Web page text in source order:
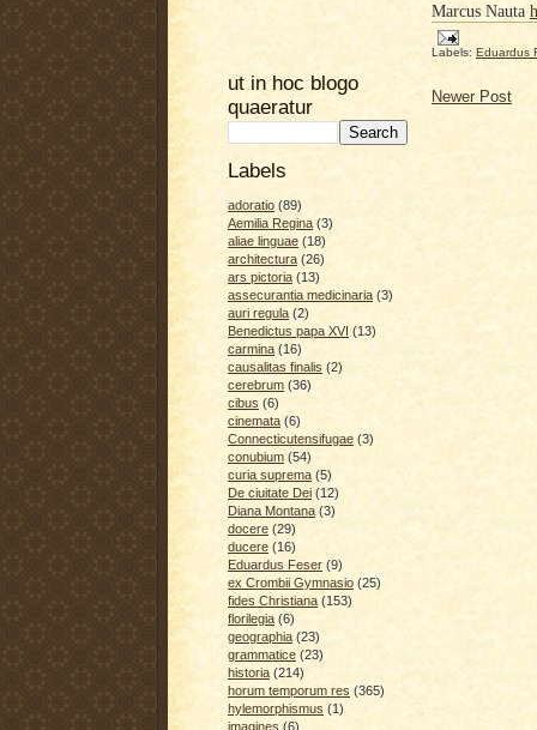
ut in hoc blogo
quaeratur
Labels
adoratio (89)
Aemilia Regina (3)
aliae linguae (18)
architectura (26)
ars pictoria (13)
assecurantia medicinaria (3)
auri regula (2)
Benedictus papa XVI (13)
carmina (16)
causalitas finalis (2)
cerebrum (36)
cibus (6)
cinemata (6)
Connecticutensifugae (3)
conubium (54)
curia suprema (5)
De ciuitate Dei (12)
Diana Montana (3)
docere (29)
ducere (16)
Eduardus Feser (9)
ex Crombii Gymnasio (25)
fides Christiana (153)
florilegia (6)
geographia (23)
grammatice (23)
historia (214)
horum temporum res (365)
hylemorphismus (1)
imagines (6)
Marcus Nauta
Labels: Eduardus
Newer Post